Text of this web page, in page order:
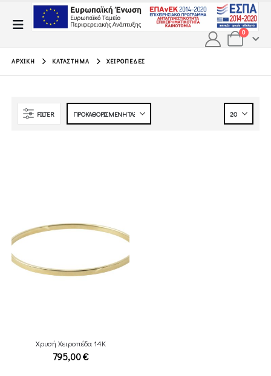
0
ΑΡΧΙΚΉ ΚΑΤΆΣΤΗΜΑ ΧΕΙΡΟΠΈΔΕΣ
FILTER
Χρυσή Χειροπέδα 14Κ
795,00€